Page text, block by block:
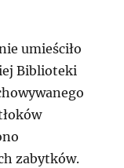
umieściło
Biblioteki
zabytków.